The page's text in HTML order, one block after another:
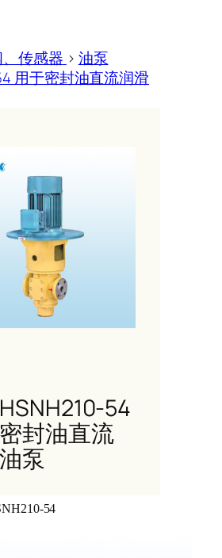
传感器 > 油泵
用于密封油直流润滑
54
封油直流
泵
54